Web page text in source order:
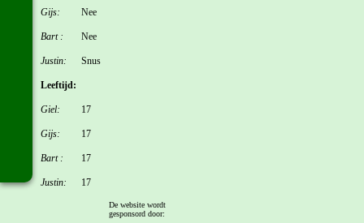
Gijs: Nee
Bart : Nee
Justin: Snus
Leeftijd:
Giel: 17
Gijs: 17
Bart : 17
Justin: 17
De website wordt
gesponsord door: